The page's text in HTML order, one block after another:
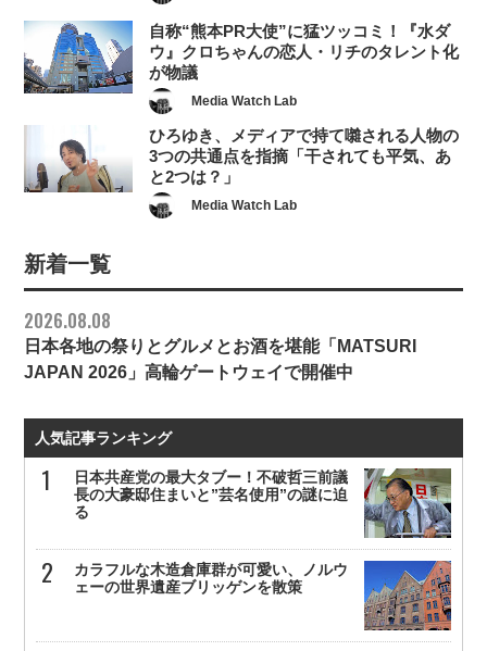
自称“熊本PR大使”に猛ツッコミ！『水ダ
ウ』クロちゃんの恋人・リチのタレント化
が物議
Media Watch Lab
ひろゆき、メディアで持て囃される人物の
3つの共通点を指摘「干されても平気、あ
と2つは？」
Media Watch Lab
新着一覧
2026.08.08
日本各地の祭りとグルメとお酒を堪能「MATSURI
JAPAN 2026」高輪ゲートウェイで開催中
人気記事ランキング
日本共産党の最大タブー！不破哲三前議
長の大豪邸住まいと”芸名使用”の謎に迫
る
カラフルな木造倉庫群が可愛い、ノルウ
ェーの世界遺産ブリッゲンを散策